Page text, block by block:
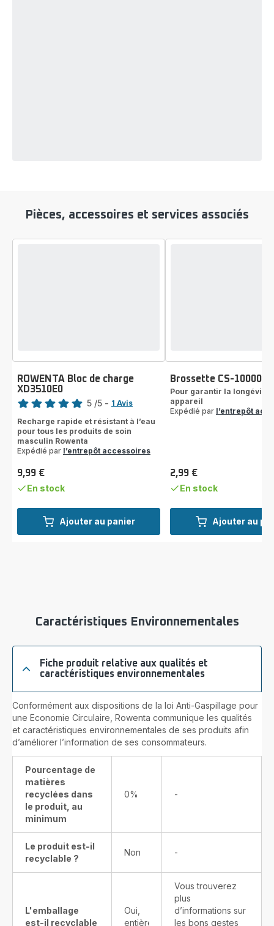
Pièces, accessoires et services associés
Ajouter au panier
ROWENTA Bloc de charge
XD3510E0
Note
5
étoiles
(moyenne)
5 /5 - 1 Avis
Recharge rapide et résistant à l’eau
pour tous les produits de soin
masculin Rowenta
Expédié par l’entrepôt accessoires
Prix
9,99 €
En stock
Ajouter au
Brossette CS-
Pour garantir la longévité
appareil
Expédié par l’entrepôt
Prix
2,99 €
En stock
Caractéristiques Environnementales
Fiche produit relative aux qualités et
caractéristiques environnementales
Conformément aux dispositions de la loi Anti-Gaspillage pour
une Economie Circulaire, Rowenta communique les qualités
et caractéristiques environnementales de ses produits afin
d’améliorer l’information de ses consommateurs.
Pourcentage de
matières
recyclées dans
le produit, au
minimum
0% -
Le produit est-il
recyclable ?
Non -
L'emballage
est-il recyclable
Oui,
entièrement
Vous trouverez
plus
d’informations sur
les bons gestes